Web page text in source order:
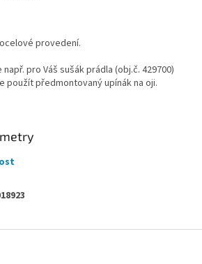
provedení.
pro Váš sušák prádla (obj.č. 429700)
použít předmontovaný upínák na oji.